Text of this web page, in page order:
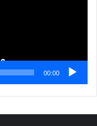
00:00